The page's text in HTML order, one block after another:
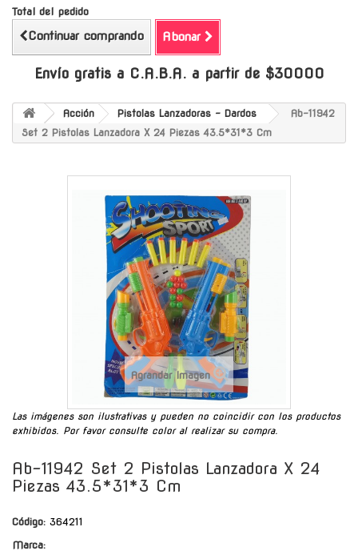
Total del pedido
Continuar comprando Abonar
Envío gratis a C.A.B.A. a partir de $30000
Acción Pistolas Lanzadoras - Dardos
Ab-11942
Set 2 Pistolas Lanzadora X 24 Piezas 43.5*31*3 Cm
Agrandar Imagen
Las imágenes son ilustrativas y pueden no coincidir con los productos
exhibidos. Por favor consulte color al realizar su compra.
Ab-11942 Set 2 Pistolas Lanzadora X 24
Piezas 43.5*31*3 Cm
Código: 364211
Marca: